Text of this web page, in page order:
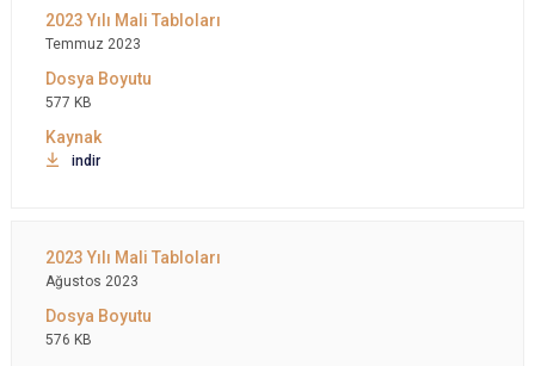
Temmuz 2023
577 KB
indir
Ağustos 2023
576 KB